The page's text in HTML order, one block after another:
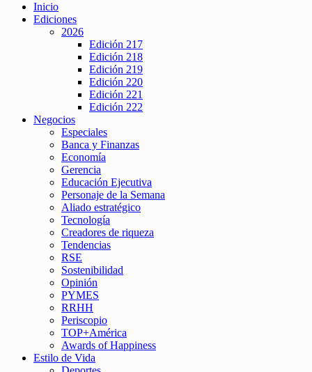
Inicio
Ediciones
2026
Edición 217
Edición 218
Edición 219
Edición 220
Edición 221
Edición 222
Negocios
Especiales
Banca y Finanzas
Economía
Gerencia
Educación Ejecutiva
Personaje de la Semana
Aliado estratégico
Tecnología
Creadores de riqueza
Tendencias
RSE
Sostenibilidad
Opinión
PYMES
RRHH
Periscopio
TOP+América
Awards of Happiness
Estilo de Vida